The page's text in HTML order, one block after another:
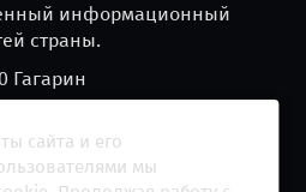
информационный
страны.
Гагарин
news» (18+)
сайта и его
мы